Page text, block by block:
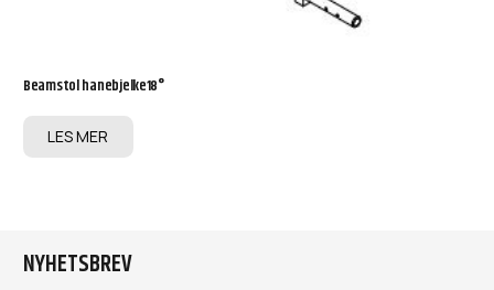
Beamstol hanebjelke18°
LES MER
NYHETSBREV